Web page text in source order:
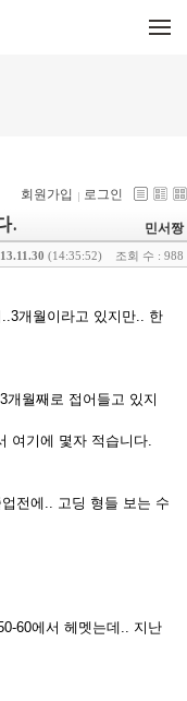
회원가입 로그인
. 민서짱
조회 수 : 988
(14:35:52)
개월이라고 있지만.. 한
개월째로 접어들고 있지
여기에 몇자 적습니다.
전에.. 고딩 형들 보는 수
60에서 헤멧는데.. 지난